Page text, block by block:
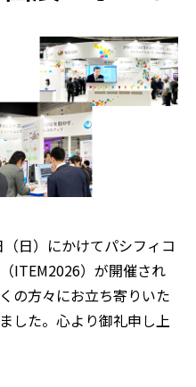
日）にかけてパシフィコ
ITEM2026）が開催され
の方々にお立ち寄りいた
した。心より御礼申し上